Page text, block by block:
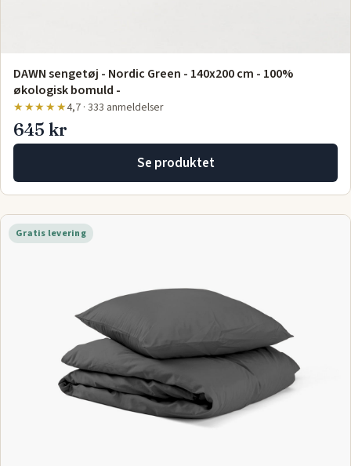
DAWN sengetøj - Nordic Green - 140x200 cm - 100%
økologisk bomuld -
★★★★★4,7 · 333 anmeldelser
645 kr
Se produktet
Gratis levering